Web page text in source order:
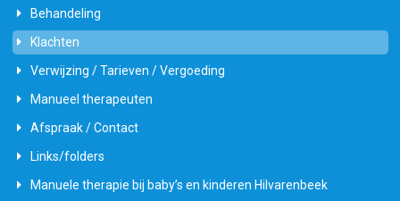
Behandeling
Klachten
Verwijzing / Tarieven / Vergoeding
Manueel therapeuten
Afspraak / Contact
Links/folders
Manuele therapie bij baby’s en kinderen Hilvarenbeek